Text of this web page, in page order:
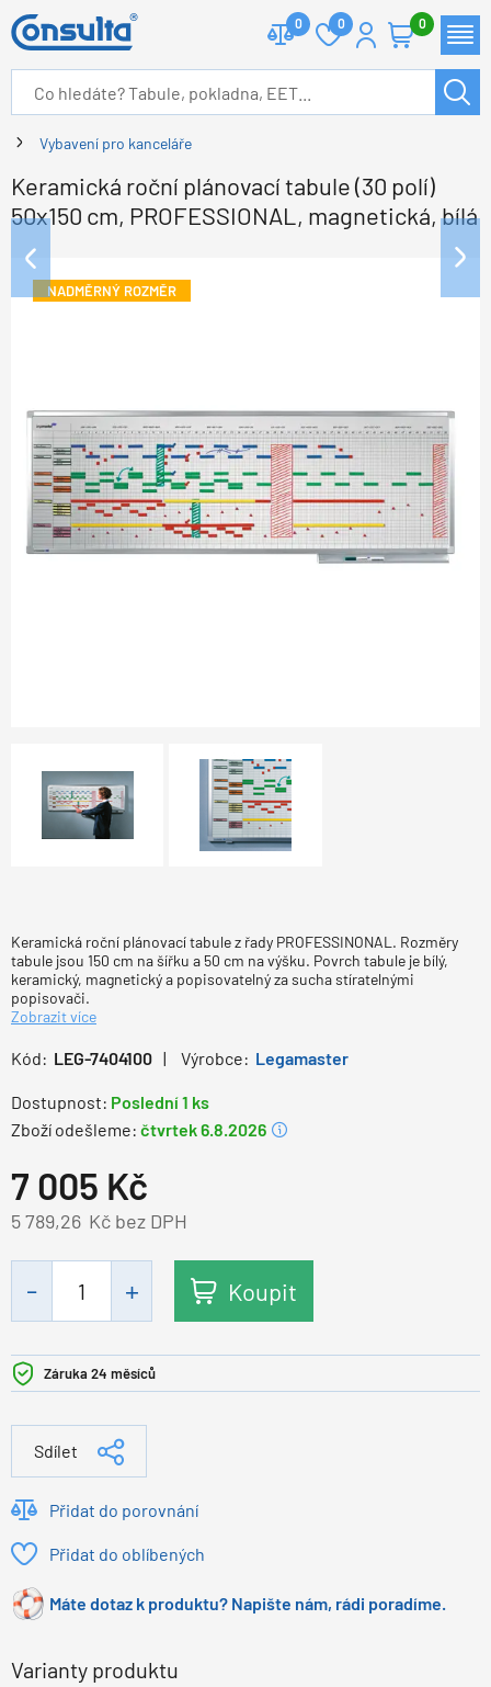
0 0 0
Vybavení pro kanceláře
Keramická roční plánovací tabule (30 polí)
50x150 cm, PROFESSIONAL, magnetická, bílá
NADMĚRNÝ ROZMĚR
Keramická roční plánovací tabule z řady PROFESSINONAL. Rozměry
tabule jsou 150 cm na šířku a 50 cm na výšku. Povrch tabule je bílý,
keramický, magnetický a popisovatelný za sucha stíratelnými
popisovači.
Zobrazit více
Kód: LEG-7404100 Výrobce: Legamaster
Dostupnost: Poslední 1 ks
Zboží odešleme: čtvrtek 6.8.2026
7 005 Kč
Kč bez DPH
5 789,26
Koupit
Záruka 24 měsíců
Sdílet
Přidat do porovnání
Přidat do oblíbených
Máte dotaz k produktu? Napište nám, rádi poradíme.
Varianty produktu